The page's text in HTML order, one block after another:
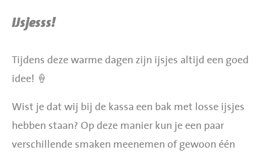
IJsjesss!
Tijdens deze warme dagen zijn ijsjes altijd een goed
idee! 🍦
Wist je dat wij bij de kassa een bak met losse ijsjes
hebben staan? Op deze manier kun je een paar
verschillende smaken meenemen of gewoon één